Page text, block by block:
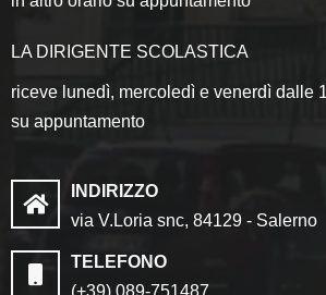
LA DIRIGENTE SCOLASTICA
riceve lunedì, mercoledì e venerdì dalle
su appuntamento
INDIRIZZO
via V.Loria snc, 84129 - Salerno
TELEFONO
(+39) 089-751487